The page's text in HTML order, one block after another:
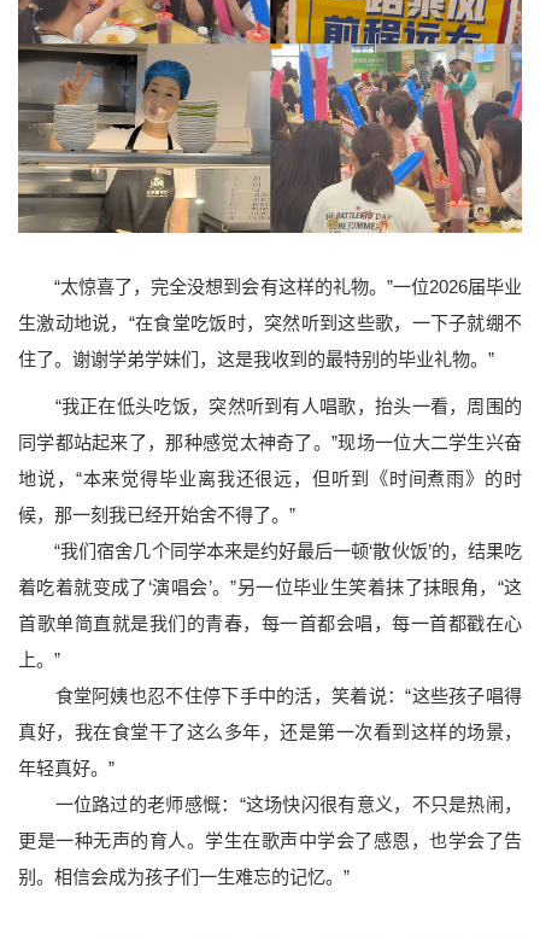
“太惊喜了，完全没想到会有这样的礼物。”一位2026届毕业
生激动地说，“在食堂吃饭时，突然听到这些歌，一下子就绷不
住了。谢谢学弟学妹们，这是我收到的最特别的毕业礼物。”
“我正在低头吃饭，突然听到有人唱歌，抬头一看，周围的
同学都站起来了，那种感觉太神奇了。”现场一位大二学生兴奋
地说，“本来觉得毕业离我还很远，但听到《时间煮雨》的时
候，那一刻我已经开始舍不得了。”
“我们宿舍几个同学本来是约好最后一顿‘散伙饭’的，结果吃
着吃着就变成了‘演唱会’。”另一位毕业生笑着抹了抹眼角，“这
首歌单简直就是我们的青春，每一首都会唱，每一首都戳在心
上。”
食堂阿姨也忍不住停下手中的活，笑着说：“这些孩子唱得
真好，我在食堂干了这么多年，还是第一次看到这样的场景，
年轻真好。”
一位路过的老师感慨：“这场快闪很有意义，不只是热闹，
更是一种无声的育人。学生在歌声中学会了感恩，也学会了告
别。相信会成为孩子们一生难忘的记忆。”